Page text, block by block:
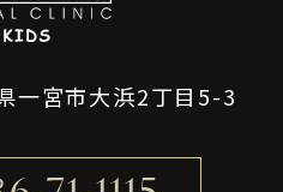
一宮市大浜2丁目5-3